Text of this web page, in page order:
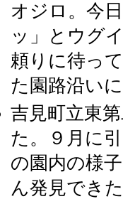
オジロ。今
ッ」とウグ
頼りに待っ
た園路沿い
吉見町立東
た。９月に
の園内の様
ん発見でき